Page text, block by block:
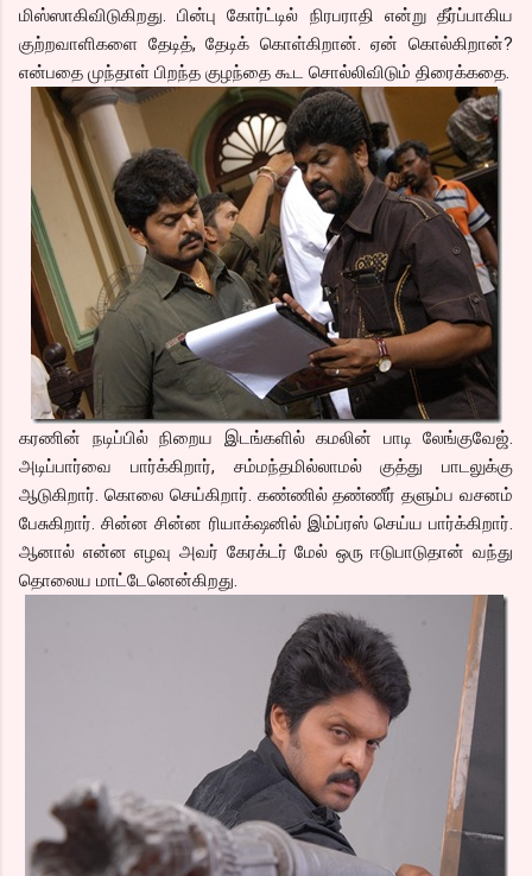
மிஸ்ஸாகிவிடுகிறது. பின்பு கோர்ட்டில் நிரபராதி என்று தீர்ப்பாகிய
குற்றவாளிகளை தேடித், தேடிக் கொள்கிறான். ஏன் கொல்கிறான்?
என்பதை முந்தாள் பிறந்த குழந்தை கூட சொல்லிவிடும் திரைக்கதை.
கரணின் நடிப்பில் நிறைய இடங்களில் கமலின் பாடி லேங்குவேஜ்.
அடிப்பார்வை பார்க்கிறார், சம்மந்தமில்லாமல் குத்து பாடலுக்கு
ஆடுகிறார். கொலை செய்கிறார். கண்ணில் தண்ணீர் தளும்ப வசனம்
பேசுகிறார். சின்ன சின்ன ரியாக்‌ஷனில் இம்ப்ரஸ் செய்ய பார்க்கிறார்.
ஆனால் என்ன எழவு அவர் கேரக்டர் மேல் ஒரு ஈடுபாடுதான் வந்து
தொலைய மாட்டேனென்கிறது.